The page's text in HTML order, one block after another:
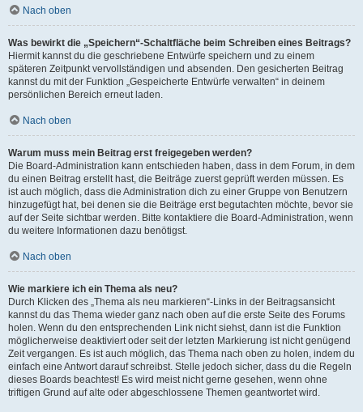
Nach oben
Was bewirkt die „Speichern“-Schaltfläche beim Schreiben eines Beitrags?
Hiermit kannst du die geschriebene Entwürfe speichern und zu einem
späteren Zeitpunkt vervollständigen und absenden. Den gesicherten Beitrag
kannst du mit der Funktion „Gespeicherte Entwürfe verwalten“ in deinem
persönlichen Bereich erneut laden.
Nach oben
Warum muss mein Beitrag erst freigegeben werden?
Die Board-Administration kann entschieden haben, dass in dem Forum, in dem
du einen Beitrag erstellt hast, die Beiträge zuerst geprüft werden müssen. Es
ist auch möglich, dass die Administration dich zu einer Gruppe von Benutzern
hinzugefügt hat, bei denen sie die Beiträge erst begutachten möchte, bevor sie
auf der Seite sichtbar werden. Bitte kontaktiere die Board-Administration, wenn
du weitere Informationen dazu benötigst.
Nach oben
Wie markiere ich ein Thema als neu?
Durch Klicken des „Thema als neu markieren“-Links in der Beitragsansicht
kannst du das Thema wieder ganz nach oben auf die erste Seite des Forums
holen. Wenn du den entsprechenden Link nicht siehst, dann ist die Funktion
möglicherweise deaktiviert oder seit der letzten Markierung ist nicht genügend
Zeit vergangen. Es ist auch möglich, das Thema nach oben zu holen, indem du
einfach eine Antwort darauf schreibst. Stelle jedoch sicher, dass du die Regeln
dieses Boards beachtest! Es wird meist nicht gerne gesehen, wenn ohne
triftigen Grund auf alte oder abgeschlossene Themen geantwortet wird.